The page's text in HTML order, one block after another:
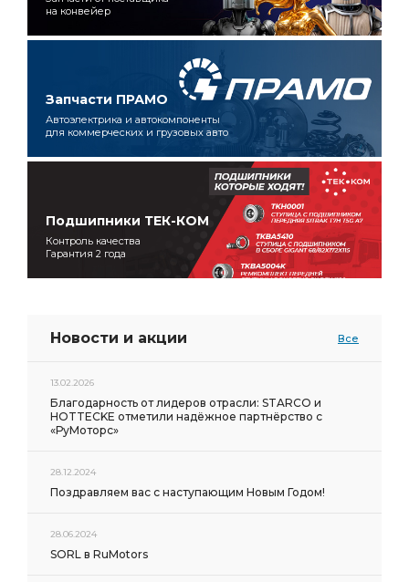
на конвейер
Запчасти ПРАМО
Автоэлектрика и автокомпоненты
для коммерческих и грузовых авто
Подшипники ТЕК-КОМ
Контроль качества
Гарантия 2 года
Новости и акции Все
13.02.2026
Благодарность от лидеров отрасли: STARCO и
HOTTECKE отметили надёжное партнёрство с
«РуМоторс»
28.12.2024
Поздравляем вас с наступающим Новым Годом!
28.06.2024
SORL в RuMotors